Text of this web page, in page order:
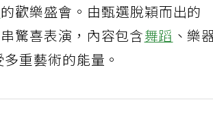
的歡樂盛會。由甄選脫穎而出的
驚喜表演，內容包含舞蹈 、樂
重藝術的能量。